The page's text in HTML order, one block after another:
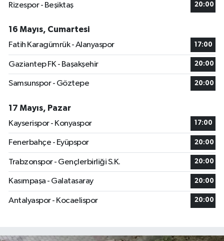
Rizespor - Beşiktaş
20:00
16 Mayıs, Cumartesi
Fatih Karagümrük - Alanyaspor
17:00
Gaziantep FK - Başakşehir 20:00
Samsunspor - Göztepe 20:00
17 Mayıs, Pazar
Kayserispor - Konyaspor
17:00
Fenerbahçe - Eyüpspor 20:00
Trabzonspor - Gençlerbirliği S.K. 20:00
Kasımpaşa - Galatasaray 20:00
Antalyaspor - Kocaelispor 20:00